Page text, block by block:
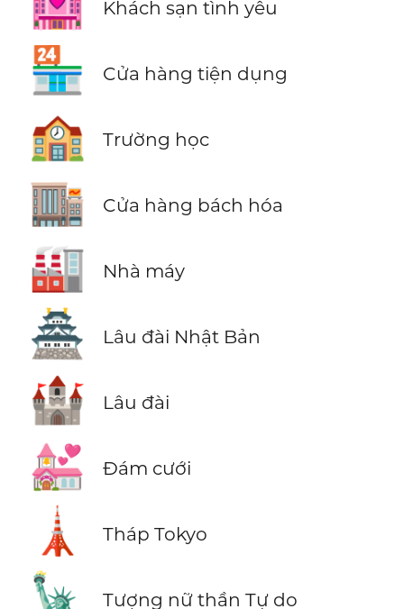
Khách sạn tình yêu
🏪 Cửa hàng tiện dụng
🏫 Trường học
🏬 Cửa hàng bách hóa
🏭 Nhà máy
🏯 Lâu đài Nhật Bản
🏰 Lâu đài
💒 Đám cưới
🗼 Tháp Tokyo
🗽 Tượng nữ thần Tự do